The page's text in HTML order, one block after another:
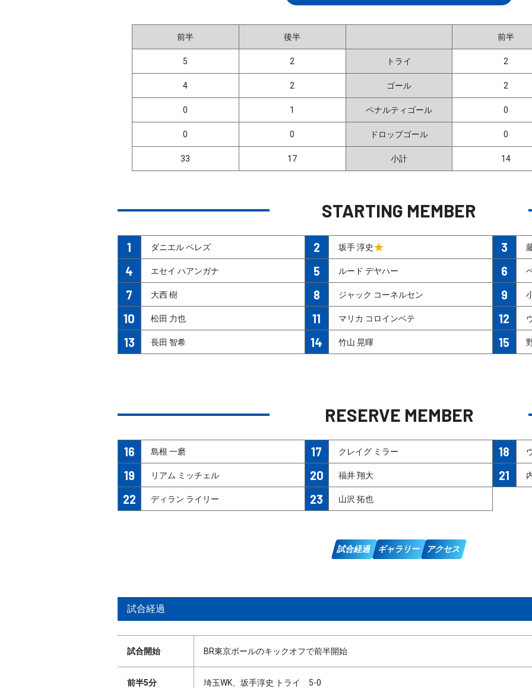
前半 後半 前半
5 2 トライ 2
4 2 ゴール 2
0 1 ペナルティゴール 0
0 0 ドロップゴール 0
33 17 小計 14
STARTING MEMBER
1 ダニエル ペレズ 2 坂手 淳史★ 3
4 エセイ ハアンガナ 5 ルード デヤハー 6
7 大西 樹 8 ジャック コーネルセン 9
10 松田 力也 11 マリカ コロインベテ 12
13 長田 智希 14 竹山 晃暉 15
RESERVE MEMBER
16 島根 一磨 17 クレイグ ミラー 18
19 リアム ミッチェル 20 福井 翔大 21
22 ディラン ライリー 23 山沢 拓也
試合経過 ギャラリー アクセス
試合経過
試合開始 BR東京ボールのキックオフで前半開始
前半5分 埼玉WK、坂手淳史 トライ 5-0